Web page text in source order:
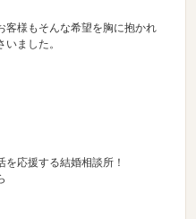
客様もそんな希望を胸に抱かれ
ました。
応援する結婚相談所！